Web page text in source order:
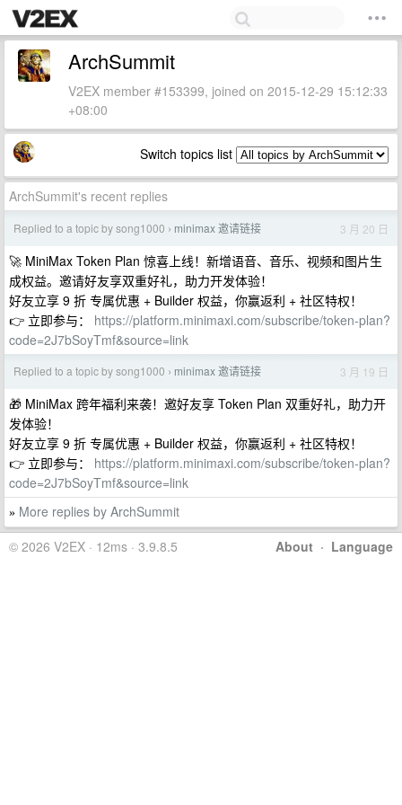
ArchSummit
V2EX member #153399, joined on 2015-12-29 15:12:33
+08:00
Switch topics list
ArchSummit's recent replies
Replied to a topic by song1000 › minimax 邀请链接 3 月 20 日
🚀 MiniMax Token Plan 惊喜上线！新增语音、音乐、视频和图片生
成权益。邀请好友享双重好礼，助力开发体验！
好友立享 9 折 专属优惠 + Builder 权益，你赢返利 + 社区特权！
👉 立即参与： https://platform.minimaxi.com/subscribe/token-plan?
code=2J7bSoyTmf&source=link
Replied to a topic by song1000 › minimax 邀请链接 3 月 19 日
🎁 MiniMax 跨年福利来袭！邀好友享 Token Plan 双重好礼，助力开
发体验！
好友立享 9 折 专属优惠 + Builder 权益，你赢返利 + 社区特权！
👉 立即参与： https://platform.minimaxi.com/subscribe/token-plan?
code=2J7bSoyTmf&source=link
» More replies by ArchSummit
About · Language
© 2026 V2EX · 12ms · 3.9.8.5